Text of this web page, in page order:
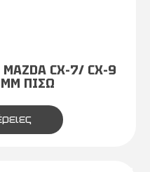
CX-7/ CX-9
ΠΙΣΩ